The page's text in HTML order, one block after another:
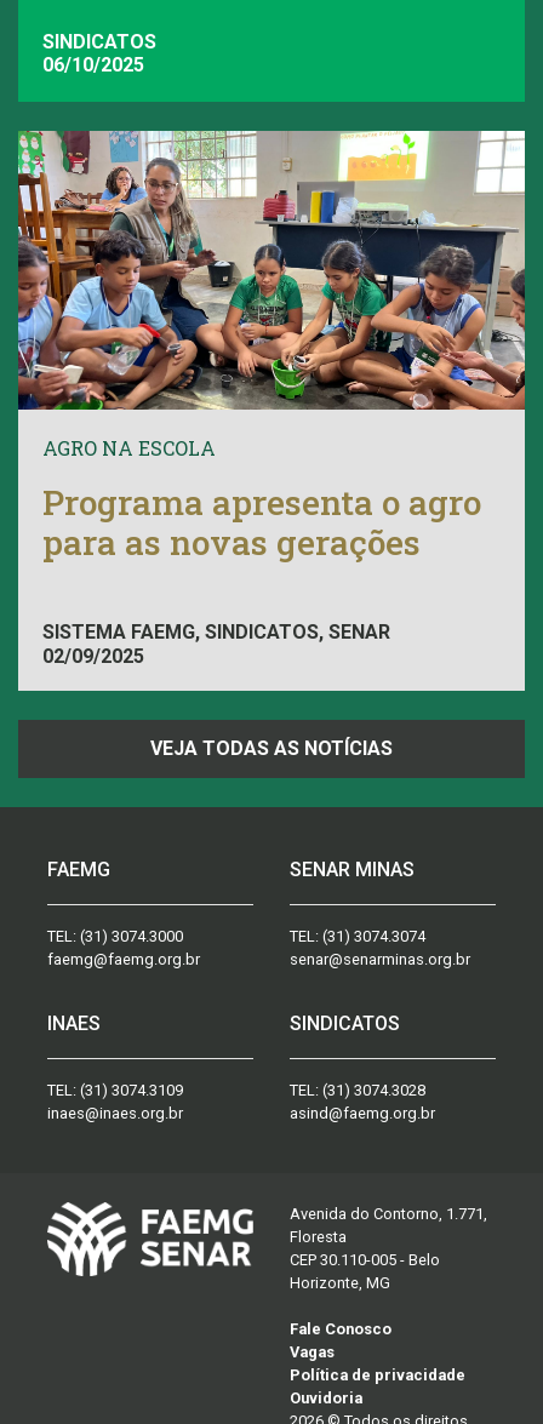
SINDICATOS
06/10/2025
AGRO NA ESCOLA
Programa apresenta o agro
para as novas gerações
SISTEMA FAEMG, SINDICATOS, SENAR
02/09/2025
VEJA TODAS AS NOTÍCIAS
FAEMG
TEL: (31) 3074.3000
faemg@faemg.org.br
SENAR MINAS
TEL: (31) 3074.3074
senar@senarminas.org.br
INAES
TEL: (31) 3074.3109
inaes@inaes.org.br
SINDICATOS
TEL: (31) 3074.3028
asind@faemg.org.br
Avenida do Contorno, 1.771,
Floresta
CEP 30.110-005 - Belo
Horizonte, MG
Fale Conosco
Vagas
Política de privacidade
Ouvidoria